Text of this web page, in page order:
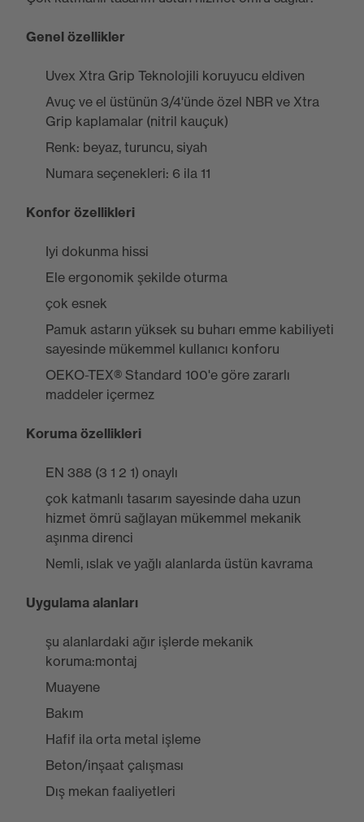
Genel özellikler
Uvex Xtra Grip Teknolojili koruyucu eldiven
Avuç ve el üstünün 3/4'ünde özel NBR ve Xtra
Grip kaplamalar (nitril kauçuk)
Renk: beyaz, turuncu, siyah
Numara seçenekleri: 6 ila 11
Konfor özellikleri
Iyi dokunma hissi
Ele ergonomik şekilde oturma
çok esnek
Pamuk astarın yüksek su buharı emme kabiliyeti
sayesinde mükemmel kullanıcı konforu
OEKO-TEX® Standard 100'e göre zararlı
maddeler içermez
Koruma özellikleri
EN 388 (3 1 2 1) onaylı
çok katmanlı tasarım sayesinde daha uzun
hizmet ömrü sağlayan mükemmel mekanik
aşınma direnci
Nemli, ıslak ve yağlı alanlarda üstün kavrama
Uygulama alanları
şu alanlardaki ağır işlerde mekanik
koruma:montaj
Muayene
Bakım
Hafif ila orta metal işleme
Beton/inşaat çalışması
Dış mekan faaliyetleri